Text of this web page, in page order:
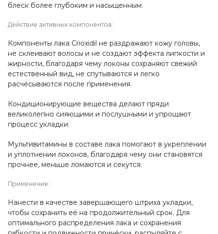
блеск более глубоким и насыщенным.
Действие активных компонентов:
Компоненты лака Crioxidil не раздражают кожу головы,
не склеивают волосы и не создают эффекта липкости и
жирности, благодаря чему локоны сохраняют свежий
естественный вид, не спутываются и легко
расчёсываются после применения.
Кондиционирующие вещества делают пряди
великолепно сияющими и послушными и упрощают
процесс укладки.
Мультивитамины в составе лака помогают в укреплении
и уплотнении локонов, благодаря чему они становятся
прочнее, меньше ломаются и секутся.
Применение:
Нанести в качестве завершающего штриха укладки,
чтобы сохранить её на продолжительный срок. Для
оптимального распределения лака и сохранения